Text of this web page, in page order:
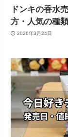
ドンキの香水
方・人気の種
2026年3月24日